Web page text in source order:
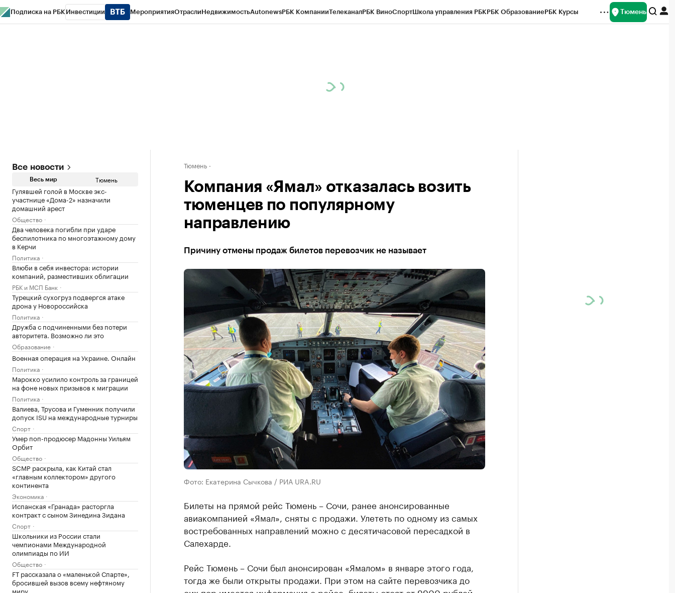
Подписка на РБК Инвестиции МероприятияОтраслиНедвижимостьAutonewsРБК КомпанииТелеканалРБК ВиноСпортШкола управления РБКРБК ОбразованиеРБК Курсы Тюмень
Все новости
Весь мир Тюмень
Гулявшей голой в Москве экс-
участнице «Дома-2» назначили
домашний арест
Общество
Два человека погибли при ударе
беспилотника по многоэтажному дому
в Керчи
Политика
Влюби в себя инвестора: истории
компаний, разместивших облигации
РБК и МСП Банк
Турецкий сухогруз подвергся атаке
дрона у Новороссийска
Политика
Дружба с подчиненными без потери
авторитета. Возможно ли это
Образование
Военная операция на Украине. Онлайн
Политика
Марокко усилило контроль за границей
на фоне новых призывов к миграции
Политика
Валиева, Трусова и Гуменник получили
допуск ISU на международные турниры
Спорт
Умер поп-продюсер Мадонны Уильям
Орбит
Общество
SCMP раскрыла, как Китай стал
«главным коллектором» другого
континента
Экономика
Испанская «Гранада» расторгла
контракт с сыном Зинедина Зидана
Спорт
Школьники из России стали
чемпионами Международной
олимпиады по ИИ
Общество
FT рассказала о «маленькой Спарте»,
бросившей вызов всему нефтяному
миру
Тюмень
Компания «Ямал» отказалась возить
тюменцев по популярному
направлению
Причину отмены продаж билетов перевозчик не называет
Фото: Екатерина Сычкова / РИА URA.RU
Билеты на прямой рейс Тюмень – Сочи, ранее анонсированные
авиакомпанией «Ямал», сняты с продажи. Улететь по одному из самых
востребованных направлений можно с десятичасовой пересадкой в
Салехарде.
Рейс Тюмень – Сочи был анонсирован «Ямалом» в январе этого года,
тогда же были открыты продажи. При этом на сайте перевозчика до